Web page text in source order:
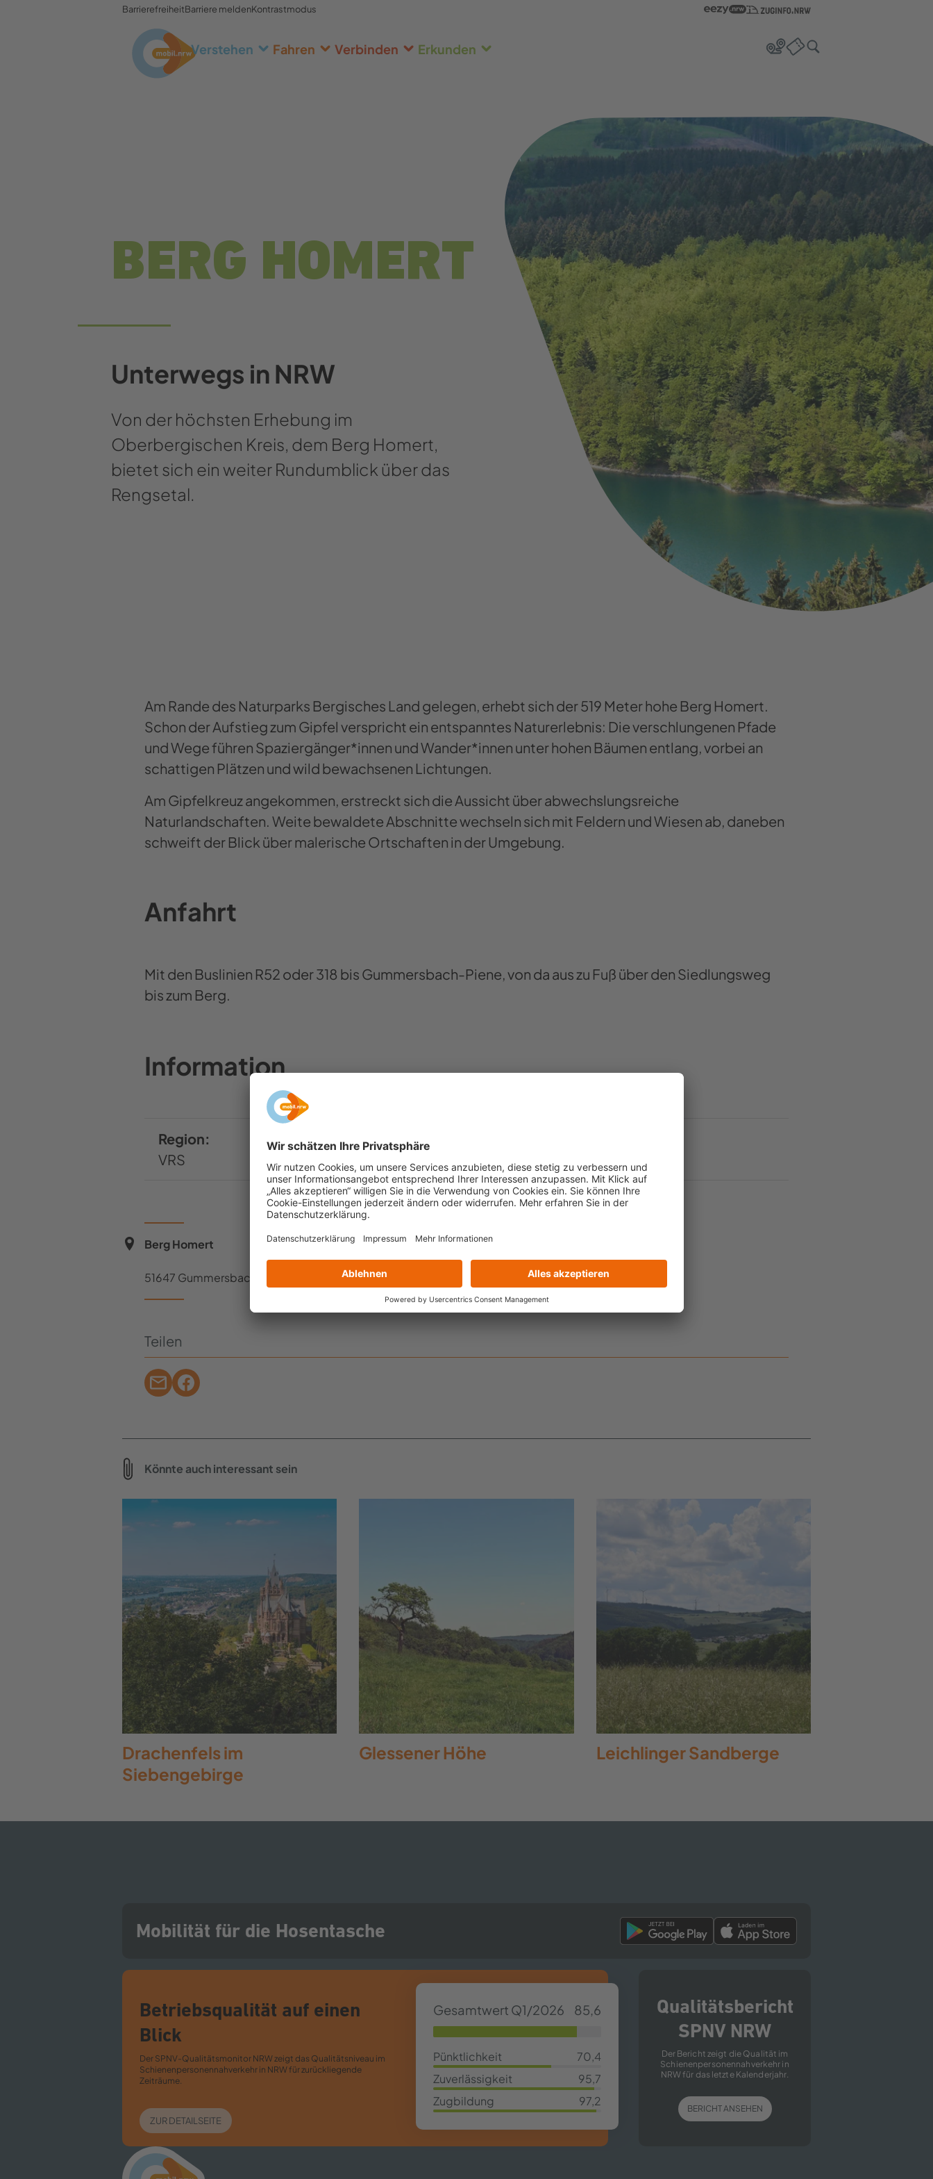
BarrierefreiheitBarriere meldenKontrastmodus
Verstehen Fahren Verbinden Erkunden
BERG HOMERT
Unterwegs in NRW
Von der höchsten Erhebung im
Oberbergischen Kreis, dem Berg Homert,
bietet sich ein weiter Rundumblick über das
Rengsetal.
Am Rande des Naturparks Bergisches Land gelegen, erhebt sich der 519 Meter hohe Berg Homert.
Schon der Aufstieg zum Gipfel verspricht ein entspanntes Naturerlebnis: Die verschlungenen Pfade
und Wege führen Spaziergänger*innen und Wander*innen unter hohen Bäumen entlang, vorbei an
schattigen Plätzen und wild bewachsenen Lichtungen.
Am Gipfelkreuz angekommen, erstreckt sich die Aussicht über abwechslungsreiche
Naturlandschaften. Weite bewaldete Abschnitte wechseln sich mit Feldern und Wiesen ab, daneben
schweift der Blick über malerische Ortschaften in der Umgebung.
Anfahrt
Mit den Buslinien R52 oder 318 bis Gummersbach-Piene, von da aus zu Fuß über den Siedlungsweg
bis zum Berg.
Information
Region:
VRS
Berg Homert
51647 Gummersbach
Teilen
Könnte auch interessant sein
Drachenfels im
Siebengebirge
Glessener Höhe Leichlinger Sandberge
Mobilität für die Hosentasche
Betriebsqualität auf einen
Blick
Der SPNV-​Qualitätsmonitor NRW zeigt das Qualitätsniveau im
Schienenpersonennahverkehr in NRW für zurückliegende
Zeiträume.
Gesamtwert Q1/2026
85,6
85,63%
Pünktlichkeit 70,4
70,4%
Zuverlässigkeit
95,7
95,7%
Zugbildung
97,2
97,2%
ZUR DETAILSEITE
Qualitätsbericht
SPNV NRW
Der Bericht zeigt die Qualität im
Schienenpersonennahverkehr in
NRW für das letzte Kalenderjahr.
BERICHT ANSEHEN